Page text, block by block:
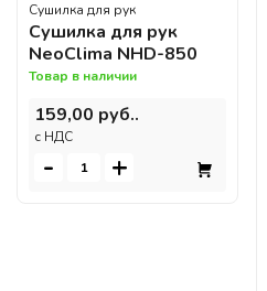
Сушилка для рук
Сушилка для рук
NeoClima NHD-850
Товар в наличии
159,00 руб..
c НДС
- +